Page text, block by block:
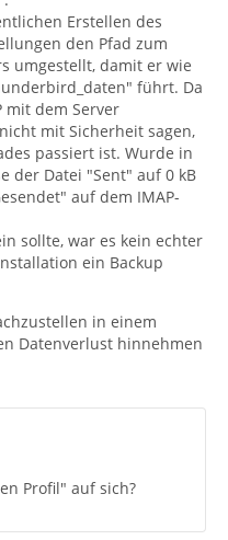
Erstellen des
den Pfad zum
umgestellt, damit er wie
führt. Da
mit dem Server
mit Sicherheit sagen,
passiert ist. Wurde in
der Datei "Sent" auf 0 kB
auf dem IMAP-
sollte, war es kein echter
ein Backup
in einem
Datenverlust hinnehmen
Profil" auf sich?